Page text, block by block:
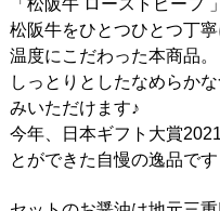
松阪牛をひとつひとつ丁
温度にこだわった本商品。
しっとりとしたなめらか
みいただけます♪
今年、日本ギフト大賞
とができた自慢の逸品です